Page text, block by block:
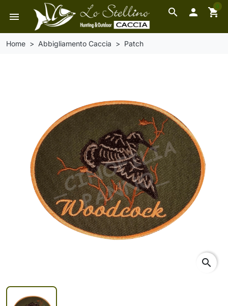
search
menu  shopping_cart
0
Home Abbigliamento Caccia Patch
search